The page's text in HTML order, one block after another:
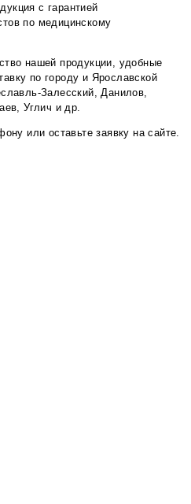
с гарантией
по медицинскому
нашей продукции, удобные
по городу и Ярославской
Залесский, Данилов,
Углич и др.
или оставьте заявку на сайте.